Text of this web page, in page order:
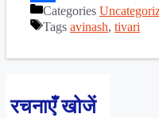
ShareCategories
Tags avinash, tivari
रचनाएँ खोजें